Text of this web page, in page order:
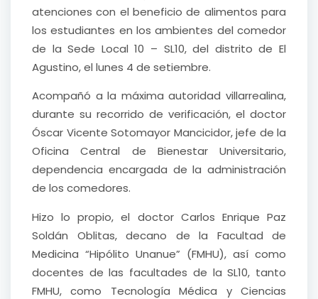
atenciones con el beneficio de alimentos para
los estudiantes en los ambientes del comedor
de la Sede Local 10 – SL10, del distrito de El
Agustino, el lunes 4 de setiembre.
Acompañó a la máxima autoridad villarrealina,
durante su recorrido de verificación, el doctor
Óscar Vicente Sotomayor Mancicidor, jefe de la
Oficina Central de Bienestar Universitario,
dependencia encargada de la administración
de los comedores.
Hizo lo propio, el doctor Carlos Enrique Paz
Soldán Oblitas, decano de la Facultad de
Medicina “Hipólito Unanue” (FMHU), así como
docentes de las facultades de la SL10, tanto
FMHU, como Tecnología Médica y Ciencias